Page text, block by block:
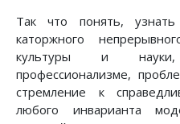
Так что понять,
каторжного
культуры и
профессионализме,
стремление к
любого инварианта